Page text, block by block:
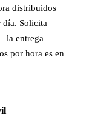
distribuidos
Solicita
la entrega
por hora es en